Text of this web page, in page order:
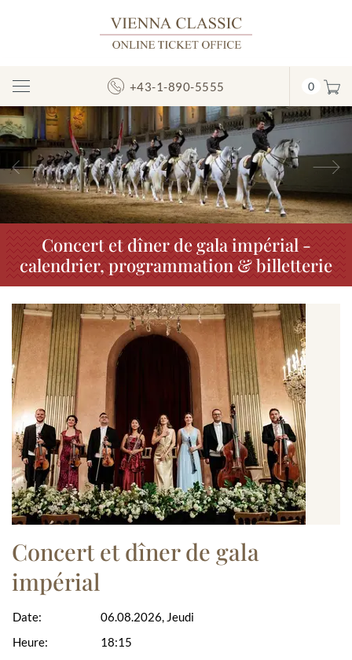
Afficher/masquer
la
navigation
+43-1-890-5555 0
Précédent
Concert et dîner de gala impérial -
calendrier, programmation & billetterie
Concert et dîner de gala
impérial
Date:
Heure:
06.08.2026, Jeudi
18:15